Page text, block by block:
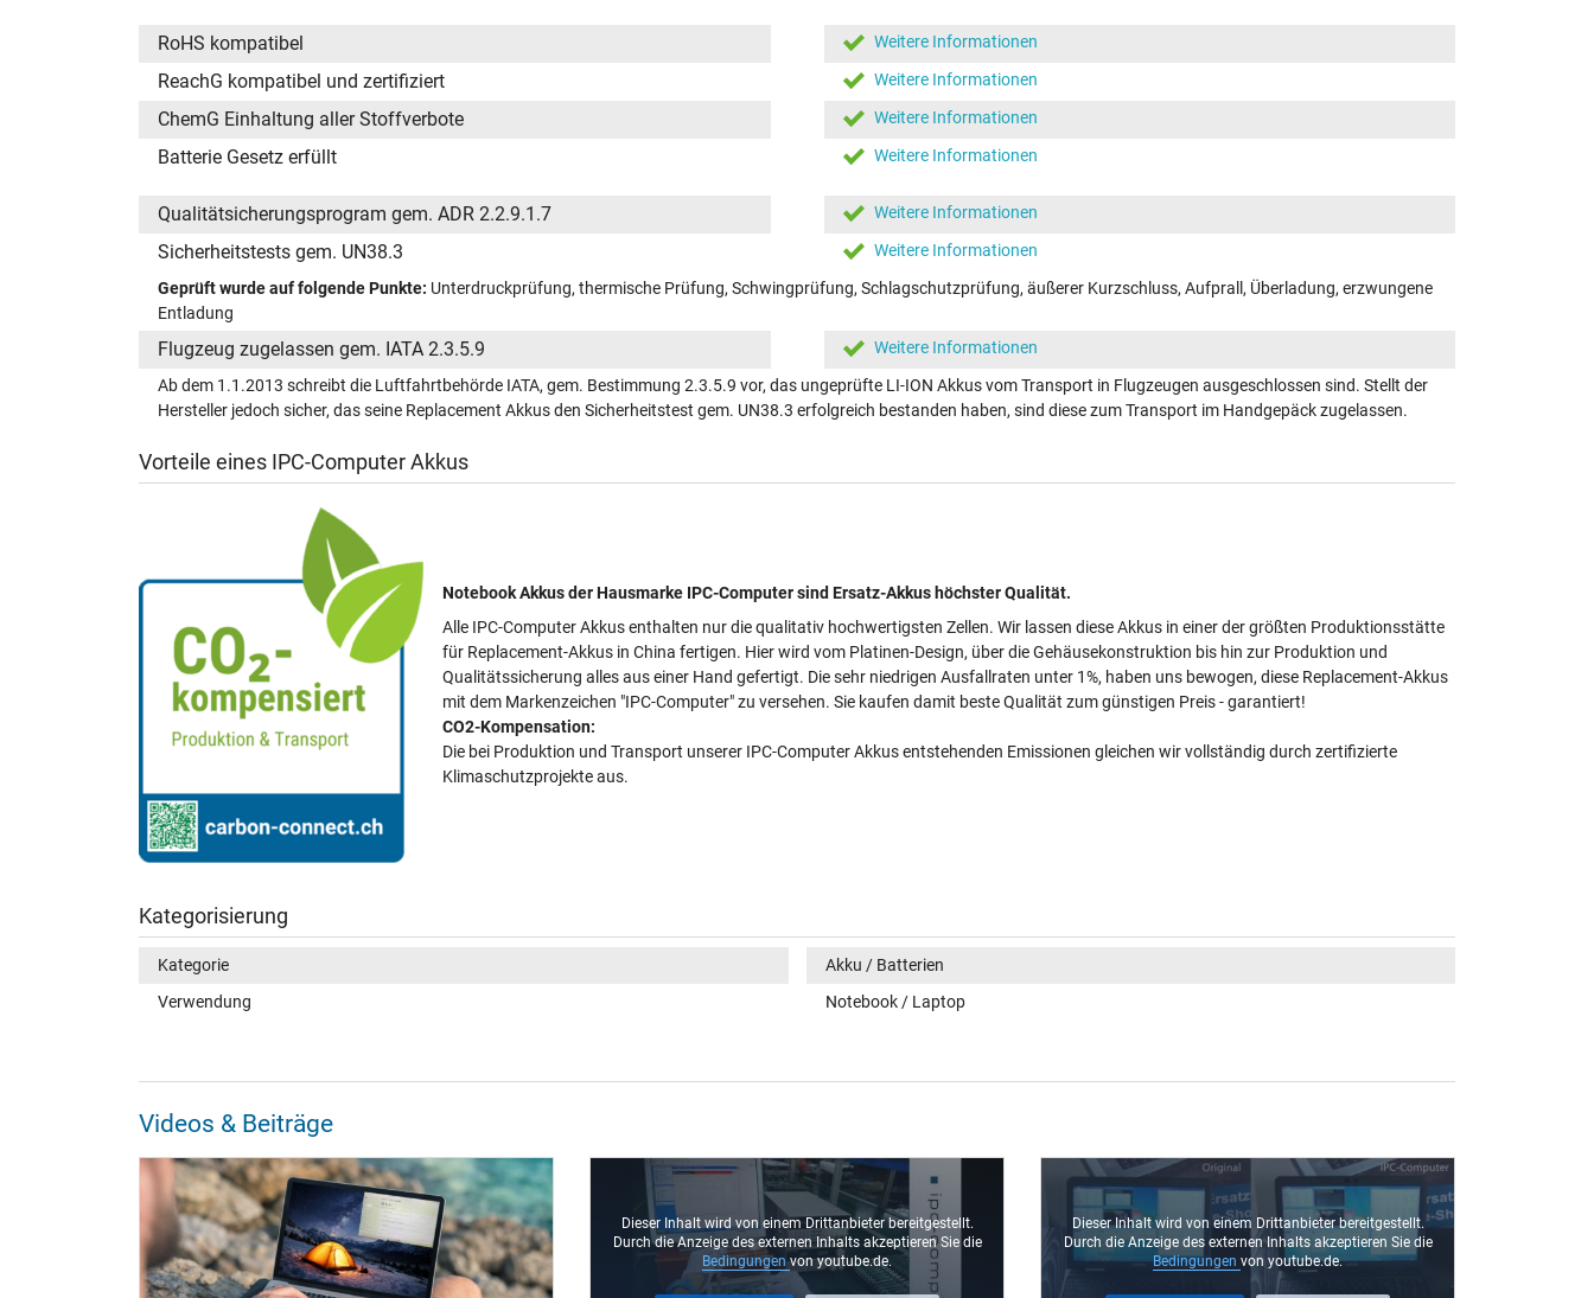
RoHS kompatibel Weitere Informationen
ReachG kompatibel und zertifiziert Weitere Informationen
ChemG Einhaltung aller Stoffverbote Weitere Informationen
Batterie Gesetz erfüllt Weitere Informationen
Qualitätsicherungsprogram gem. ADR 2.2.9.1.7 Weitere Informationen
Sicherheitstests gem. UN38.3
Weitere Informationen
Geprüft wurde auf folgende Punkte: Unterdruckprüfung, thermische Prüfung, Schwingprüfung, Schlagschutzprüfung, äußerer Kurzschluss, Aufprall, Überladung, erzwungene
Entladung
Flugzeug zugelassen gem. IATA 2.3.5.9
Weitere Informationen
Ab dem 1.1.2013 schreibt die Luftfahrtbehörde IATA, gem. Bestimmung 2.3.5.9 vor, das ungeprüfte LI-ION Akkus vom Transport in Flugzeugen ausgeschlossen sind. Stellt der
Hersteller jedoch sicher, das seine Replacement Akkus den Sicherheitstest gem. UN38.3 erfolgreich bestanden haben, sind diese zum Transport im Handgepäck zugelassen.
Vorteile eines IPC-Computer Akkus
Notebook Akkus der Hausmarke IPC-Computer sind Ersatz-Akkus höchster Qualität.
Alle IPC-Computer Akkus enthalten nur die qualitativ hochwertigsten Zellen. Wir lassen diese Akkus in einer der größten Produktionsstätte
für Replacement-Akkus in China fertigen. Hier wird vom Platinen-Design, über die Gehäusekonstruktion bis hin zur Produktion und
Qualitätssicherung alles aus einer Hand gefertigt. Die sehr niedrigen Ausfallraten unter 1%, haben uns bewogen, diese Replacement-Akkus
mit dem Markenzeichen "IPC-Computer" zu versehen. Sie kaufen damit beste Qualität zum günstigen Preis - garantiert!
CO2-Kompensation:
Die bei Produktion und Transport unserer IPC-Computer Akkus entstehenden Emissionen gleichen wir vollständig durch zertifizierte
Klimaschutzprojekte aus.
Kategorisierung
Kategorie
Akku / Batterien
Verwendung
Notebook / Laptop
Videos & Beiträge
Dieser Inhalt wird von einem Drittanbieter bereitgestellt.
Durch die Anzeige des externen Inhalts akzeptieren Sie die
Bedingungenvon youtube.de.
Dieser Inhalt wird von einem Drittanbieter bereitgestellt.
Durch die Anzeige des externen Inhalts akzeptieren Sie die
Bedingungen von youtube.de.